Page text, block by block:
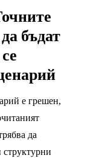
бъдат
е грешен,
да
структурни